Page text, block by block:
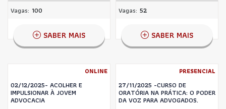
Vagas: 100
SABER MAIS
Vagas: 52
SABER MAIS
ONLINE
02/12/2025- ACOLHER E
IMPULSIONAR À JOVEM
ADVOCACIA
PRESENCIAL
27/11/2025 -CURSO DE
ORATÓRIA NA PRÁTICA: O PODER
DA VOZ PARA ADVOGADOS.